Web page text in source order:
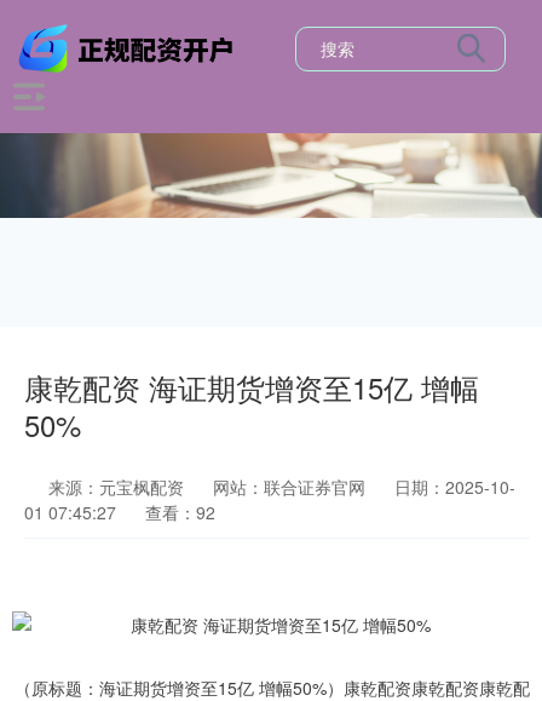
康乾配资 海证期货增资至15亿 增幅
50%
来源：元宝枫配资 网站：联合证券官网
日期：2025-10-
01 07:45:27
查看：92
（原标题：海证期货增资至15亿 增幅50%）康乾配资康乾配资康乾配